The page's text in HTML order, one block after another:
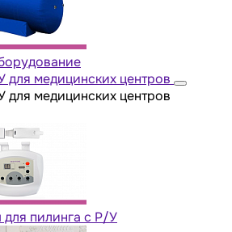
для медицинских центров
для медицинских центров
для пилинга с Р/У